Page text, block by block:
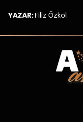
YAZAR:Filiz Özkol